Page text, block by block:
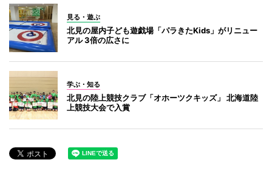
見る・遊ぶ
北見の屋内子ども遊戯場「パラきたKids」がリニュー
アル 3倍の広さに
学ぶ・知る
北見の陸上競技クラブ「オホーツクキッズ」 北海道陸
上競技大会で入賞